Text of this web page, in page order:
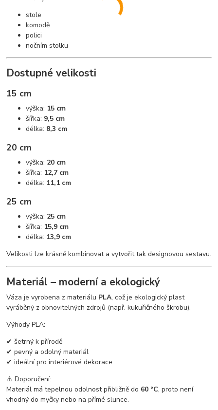
stole
komodě
polici
nočním stolku
Dostupné velikosti
15 cm
výška: 15 cm
šířka: 9,5 cm
délka: 8,3 cm
20 cm
výška: 20 cm
šířka: 12,7 cm
délka: 11,1 cm
25 cm
výška: 25 cm
šířka: 15,9 cm
délka: 13,9 cm
Velikosti lze krásně kombinovat a vytvořit tak designovou sestavu.
Materiál – moderní a ekologický
Váza je vyrobena z materiálu PLA, což je ekologický plast
vyráběný z obnovitelných zdrojů (např. kukuřičného škrobu).
Výhody PLA:
✔ šetrný k přírodě
✔ pevný a odolný materiál
✔ ideální pro interiérové dekorace
⚠️ Doporučení:
Materiál má tepelnou odolnost přibližně do 60 °C, proto není
vhodný do myčky nebo na přímé slunce.